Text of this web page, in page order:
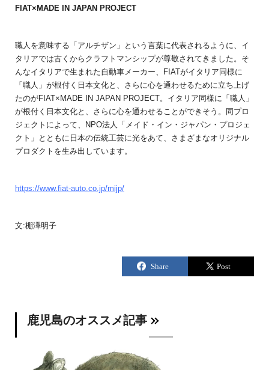
FIAT×MADE IN JAPAN PROJECT
職人を意味する「アルチザン」という言葉に代表されるように、イ
タリアでは古くからクラフトマンシップが尊敬されてきました。そ
んなイタリアで生まれた自動車メーカー、FIATがイタリア同様に
「職人」が根付く日本文化と、さらに心を通わせるために立ち上げ
たのがFIAT×MADE IN JAPAN PROJECT。イタリア同様に「職人」
が根付く日本文化と、さらに心を通わせることができそう。同プロ
ジェクトによって、NPO法人「メイド・イン・ジャパン・プロジェ
クト」とともに日本の伝統工芸に光をあて、さまざまなオリジナル
プロダクトを生み出しています。
https://www.fiat-auto.co.jp/mijp/
文:棚澤明子
鹿児島のオススメ記事